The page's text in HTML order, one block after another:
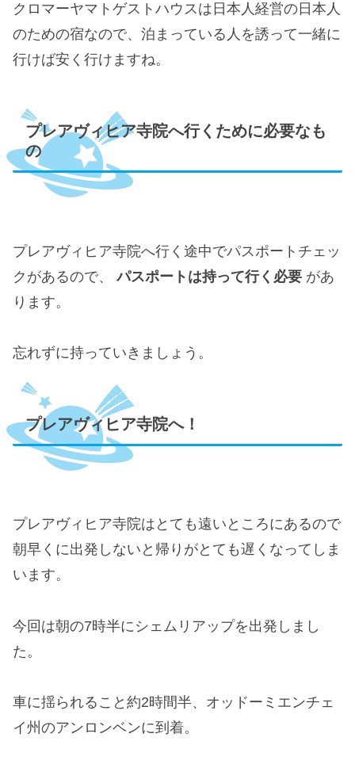
クロマーヤマトゲストハウスは日本人経営の日本人
のための宿なので、泊まっている人を誘って一緒に
行けば安く行けますね。
プレアヴィヒア寺院へ行くために必要なも
の
プレアヴィヒア寺院へ行く途中でパスポートチェッ
クがあるので、
パスポートは持って行く必要 があ
ります。
忘れずに持っていきましょう。
プレアヴィヒア寺院へ！
プレアヴィヒア寺院はとても遠いところにあるので
朝早くに出発しないと帰りがとても遅くなってしま
います。
今回は朝の7時半にシェムリアップを出発しまし
た。
車に揺られること約2時間半、オッドーミエンチェ
イ州のアンロンベンに到着。